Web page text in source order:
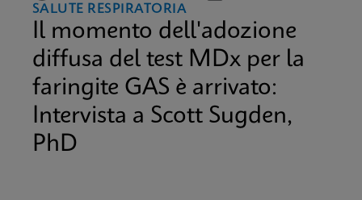
SALUTE RESPIRATORIA
Il momento dell'adozione
diffusa del test MDx per la
faringite GAS è arrivato:
Intervista a Scott Sugden,
PhD